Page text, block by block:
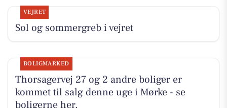
VEJRET
Sol og sommergreb i vejret
BOLIGMARKED
Thorsagervej 27 og 2 andre boliger er
kommet til salg denne uge i Mørke - se
boligerne her.